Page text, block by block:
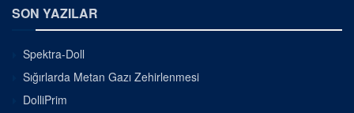
SON YAZILAR
Spektra-Doll
Sığırlarda Metan Gazı Zehirlenmesi
DolliPrim